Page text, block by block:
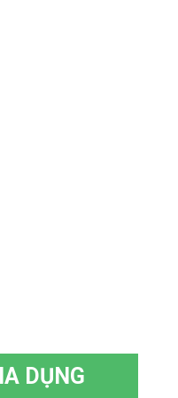
amway số lượng
DỤNG